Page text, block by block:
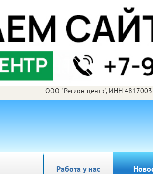
ООО "Регион центр", ИНН
Работа у нас